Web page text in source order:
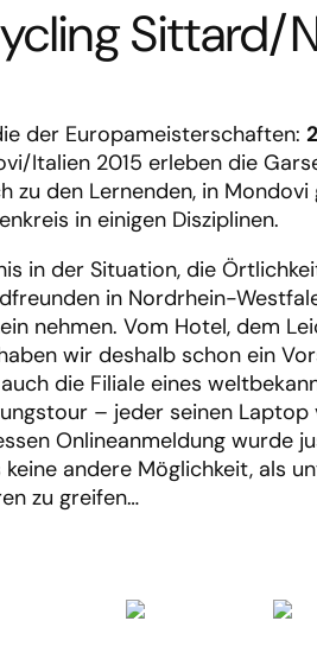
Sittard/
der Europameisterschaften:
Italien 2015 erleben die
den Lernenden, in
in einigen Disziplinen.
in der Situation, die
in Nordrhein-
nehmen. Vom Hotel, dem
wir deshalb schon ein
die Filiale eines
– jeder seinen
Onlineanmeldung wurde
andere Möglichkeit, als
zu greifen…